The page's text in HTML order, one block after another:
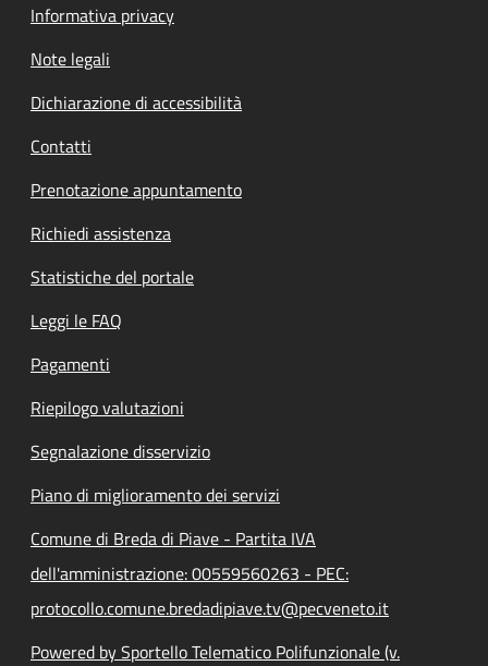
Informativa privacy
Note legali
Dichiarazione di accessibilità
Contatti
Prenotazione appuntamento
Richiedi assistenza
Statistiche del portale
Leggi le FAQ
Pagamenti
Riepilogo valutazioni
Segnalazione disservizio
Piano di miglioramento dei servizi
Comune di Breda di Piave - Partita IVA
dell'amministrazione: 00559560263 - PEC:
protocollo.comune.bredadipiave.tv@pecveneto.it
Powered by Sportello Telematico Polifunzionale (v.